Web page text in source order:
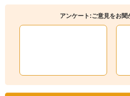
アンケート:ご意見をお聞